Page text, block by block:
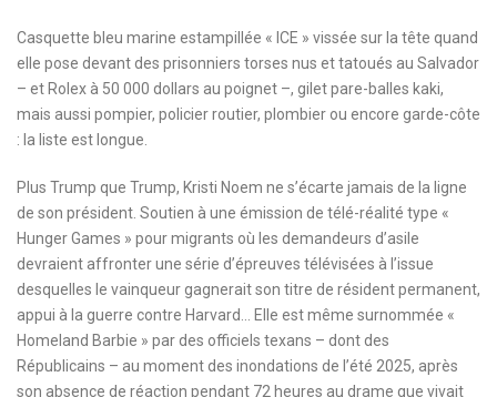
Casquette bleu marine estampillée « ICE » vissée sur la tête quand
elle pose devant des prisonniers torses nus et tatoués au Salvador
– et Rolex à 50 000 dollars au poignet –, gilet pare-balles kaki,
mais aussi pompier, policier routier, plombier ou encore garde-côte
: la liste est longue.
Plus Trump que Trump, Kristi Noem ne s’écarte jamais de la ligne
de son président. Soutien à une émission de télé-réalité type «
Hunger Games » pour migrants où les demandeurs d’asile
devraient affronter une série d’épreuves télévisées à l’issue
desquelles le vainqueur gagnerait son titre de résident permanent,
appui à la guerre contre Harvard… Elle est même surnommée «
Homeland Barbie » par des officiels texans – dont des
Républicains – au moment des inondations de l’été 2025, après
son absence de réaction pendant 72 heures au drame que vivait